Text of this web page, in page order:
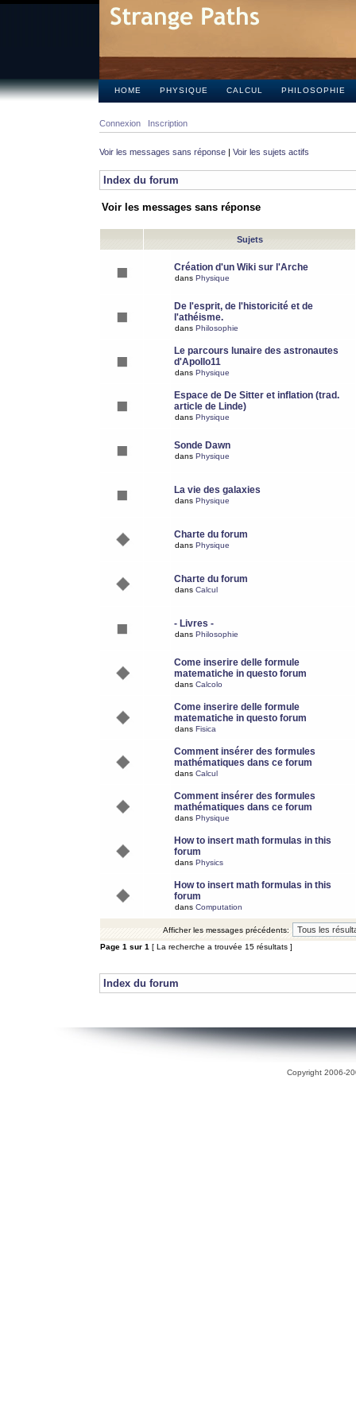
HOME PHYSIQUE CALCUL PHILOSOPHIE
Connexion Inscription
Voir les messages sans réponse | Voir les sujets actifs
Index du forum
Voir les messages sans réponse
Sujets
Création d'un Wiki sur l'Arche
dans Physique
De l'esprit, de l'historicité et de
l'athéisme.
dans Philosophie
Le parcours lunaire des astronautes
d'Apollo11
dans Physique
Espace de De Sitter et inflation (trad.
article de Linde)
dans Physique
Sonde Dawn
dans Physique
La vie des galaxies
dans Physique
Charte du forum
dans Physique
Charte du forum
dans Calcul
- Livres -
dans Philosophie
Come inserire delle formule
matematiche in questo forum
dans Calcolo
Come inserire delle formule
matematiche in questo forum
dans Fisica
Comment insérer des formules
mathématiques dans ce forum
dans Calcul
Comment insérer des formules
mathématiques dans ce forum
dans Physique
How to insert math formulas in this
forum
dans Physics
How to insert math formulas in this
forum
dans Computation
Afficher les messages précédents:
Page 1 sur 1 [ La recherche a trouvée 15 résultats ]
Index du forum
Copyright 2006-